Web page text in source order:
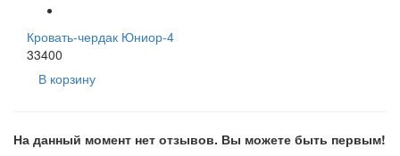
Кровать-чердак Юниор-4
33400
В корзину
На данный момент нет отзывов. Вы можете быть первым!